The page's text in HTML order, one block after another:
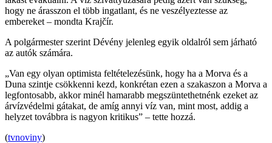
hogy ne árasszon el több ingatlant, és ne veszélyeztesse az
embereket – mondta Krajčír.
A polgármester szerint Dévény jelenleg egyik oldalról sem járható
az autók számára.
„Van egy olyan optimista feltételezésünk, hogy ha a Morva és a
Duna szintje csökkenni kezd, konkrétan ezen a szakaszon a Morva a
legfontosabb, akkor minél hamarabb megszüntethetnénk ezeket az
árvízvédelmi gátakat, de amíg annyi víz van, mint most, addig a
helyzet továbbra is nagyon kritikus” – tette hozzá.
(tvnoviny)